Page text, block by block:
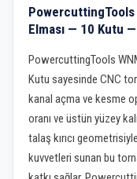
PowercuttingTools
Elması — 10 Kutu —
PowercuttingTools
Kutu sayesinde CNC
kanal açma ve kesme
oranı ve üstün yüzey
talaş kırıcı
kuvvetleri sunan bu